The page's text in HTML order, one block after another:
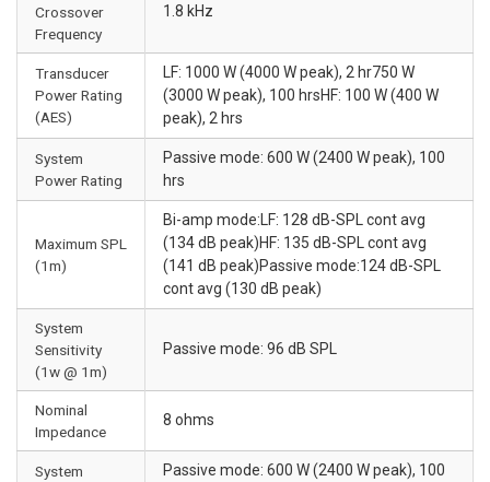
Crossover
Frequency
1.8 kHz
Transducer
Power Rating
(AES)
LF: 1000 W (4000 W peak), 2 hr750 W
(3000 W peak), 100 hrsHF: 100 W (400 W
peak), 2 hrs
System
Power Rating
Passive mode: 600 W (2400 W peak), 100
hrs
Maximum SPL
(1m)
Bi-amp mode:LF: 128 dB-SPL cont avg
(134 dB peak)HF: 135 dB-SPL cont avg
(141 dB peak)Passive mode:124 dB-SPL
cont avg (130 dB peak)
System
Sensitivity
(1w @ 1m)
Passive mode: 96 dB SPL
Nominal
Impedance
8 ohms
System
Passive mode: 600 W (2400 W peak), 100